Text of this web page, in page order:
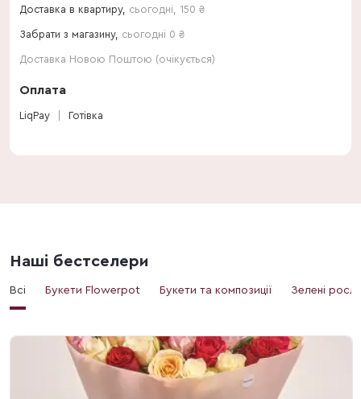
Доставка в квартиру, сьогодні 150 ₴
Забрати з магазину, сьогодні 0 ₴
Доставка Новою Поштою (очікується)
Оплата
LiqPay Готівка
Наші бестселери
Всі Букети Flowerpot Букети та композиції Зелені